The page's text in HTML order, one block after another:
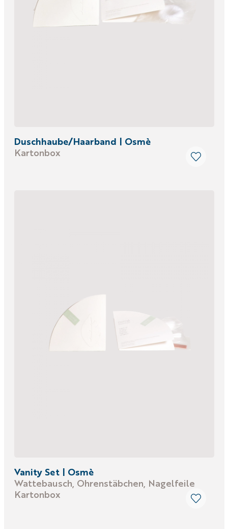
Duschhaube/Haarband | Osmè
Kartonbox
Vanity Set | Osmè
Wattebausch, Ohrenstäbchen, Nagelfeile
Kartonbox